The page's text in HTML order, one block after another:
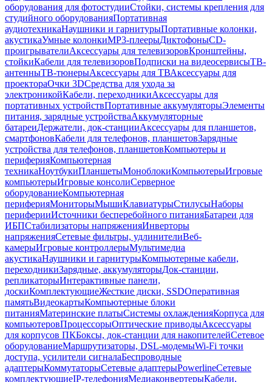
оборудования для фотостудииСтойки, системы крепления для
студийного оборудованияПортативная
аудиотехникаНаушники и гарнитурыПортативные колонки,
акустикаУмные колонкиMP3-плеерыДиктофоныCD-
проигрывателиАксессуары для телевизоровКронштейны,
стойкиКабели для телевизоровПодписки на видеосервисыТВ-
антенныТВ-тюнерыАксессуары для ТВАксессуары для
проектораОчки 3DСредства для ухода за
электроникойКабели, переходникиАксессуары для
портативных устройствПортативные аккумуляторыЭлементы
питания, зарядные устройстваАккумуляторные
батареиДержатели, док-станцииАксессуары для планшетов,
смартфоновКабели для телефонов, планшетовЗарядные
устройства для телефонов, планшетовКомпьютеры и
периферияКомпьютерная
техникаНоутбукиПланшетыМоноблокиКомпьютерыИгровые
компьютерыИгровые консолиСерверное
оборудованиеКомпьютерная
периферияМониторыМышиКлавиатурыСтилусыНаборы
периферииИсточники бесперебойного питанияБатареи для
ИБПСтабилизаторы напряженияИнверторы
напряженияСетевые фильтры, удлинителиВеб-
камерыИгровые контроллерыМультимедиа
акустикаНаушники и гарнитурыКомпьютерные кабели,
переходникиЗарядные, аккумуляторыДок-станции,
репликаторыИнтерактивные панели,
доскиКомплектующиеЖесткие диски, SSDОперативная
памятьВидеокартыКомпьютерные блоки
питанияМатеринские платыСистемы охлажденияКорпуса для
компьютеровПроцессорыОптические приводыАксессуары
для корпусов ПКБоксы, док-станции для накопителейСетевое
оборудованиеМаршрутизаторы, DSL-модемыWi-Fi точки
доступа, усилители сигналаБеспроводные
адаптерыКоммутаторыСетевые адаптерыPowerlineСетевые
комплектующиеIP-телефонияМедиаконвертерыКабели,